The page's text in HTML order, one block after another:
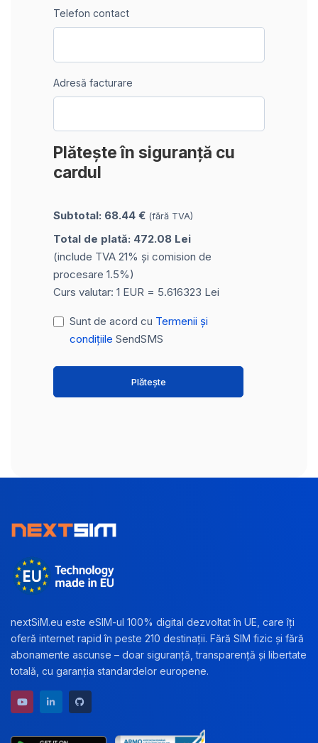
Telefon contact
Adresă facturare
Plătește în siguranță cu
cardul
Subtotal: 68.44 € (fără TVA)
Total de plată: 472.08 Lei
(include TVA 21% și comision de
procesare 1.5%)
Curs valutar: 1 EUR = 5.616323 Lei
Sunt de acord cu Termenii și
condițiile SendSMS
Plătește
nextSiM.eu este eSIM-ul 100% digital dezvoltat în UE, care îți
oferă internet rapid în peste 210 destinații. Fără SIM fizic și fără
abonamente ascunse – doar siguranță, transparență și libertate
totală, cu garanția standardelor europene.
YouTube channel
LinkedIn profile